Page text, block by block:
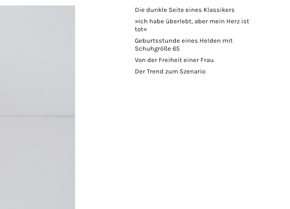
Die dunkle Seite eines Klassikers
»Ich habe überlebt, aber mein Herz ist
tot«
Geburtsstunde eines Helden mit
Schuhgröße 65
Von der Freiheit einer Frau
Der Trend zum Szenario